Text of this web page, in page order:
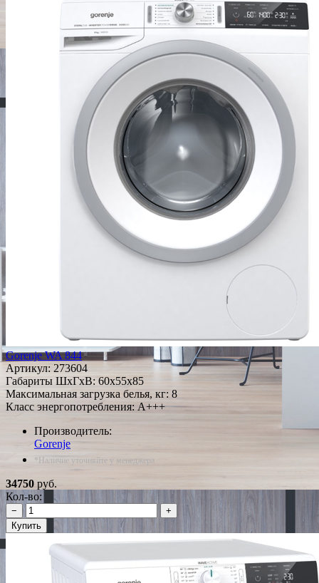
Gorenje WA 844
Артикул: 273604
Габариты ШxГxВ: 60x55x85
Максимальная загрузка белья, кг: 8
Класс энергопотребления: A+++
Производитель:
Gorenje
*Наличие уточняйте у менеджера
34750 руб.
Кол-во:
−
+
Купить